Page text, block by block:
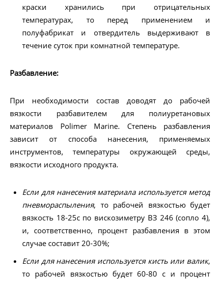
краски хранились при отрицательных
температурах, то перед применением и
полуфабрикат и отвердитель выдерживают в
течение суток при комнатной температуре.
Разбавление:
При необходимости состав доводят до рабочей
вязкости разбавителем для полиуретановых
материалов Polimer Marine. Степень разбавления
зависит от способа нанесения, применяемых
инструментов, температуры окружающей среды,
вязкости исходного продукта.
Если для нанесения материала используется метод
пневмораспыления, то рабочей вязкостью будет
вязкость 18-25с по вискозиметру ВЗ 246 (сопло 4),
и, соответственно, процент разбавления в этом
случае составит 20-30%;
Если для нанесения используется кисть или валик,
то рабочей вязкостью будет 60-80 с и процент